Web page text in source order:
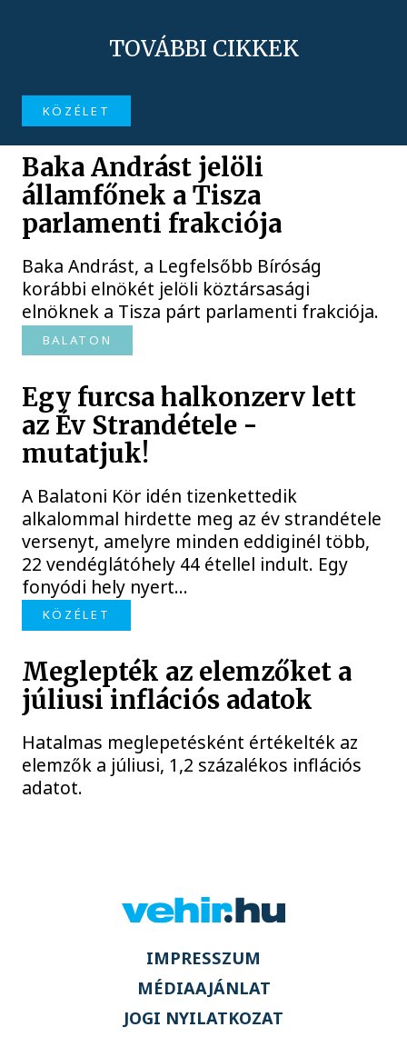
TOVÁBBI CIKKEK
KÖZÉLET
Baka Andrást jelöli
államfőnek a Tisza
parlamenti frakciója
Baka Andrást, a Legfelsőbb Bíróság
korábbi elnökét jelöli köztársasági
elnöknek a Tisza párt parlamenti frakciója.
BALATON
Egy furcsa halkonzerv lett
az Év Strandétele -
mutatjuk!
A Balatoni Kör idén tizenkettedik
alkalommal hirdette meg az év strandétele
versenyt, amelyre minden eddiginél több,
22 vendéglátóhely 44 étellel indult. Egy
fonyódi hely nyert...
KÖZÉLET
Meglepték az elemzőket a
júliusi inflációs adatok
Hatalmas meglepetésként értékelték az
elemzők a júliusi, 1,2 százalékos inflációs
adatot.
IMPRESSZUM
MÉDIAAJÁNLAT
JOGI NYILATKOZAT